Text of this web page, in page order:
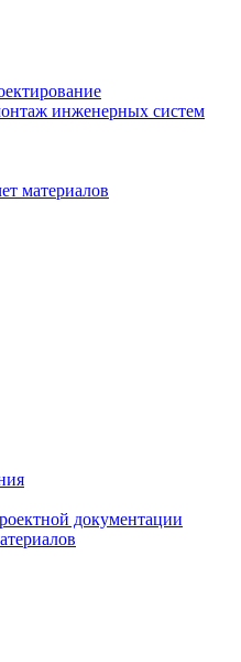
инженерных систем
материалов
документации